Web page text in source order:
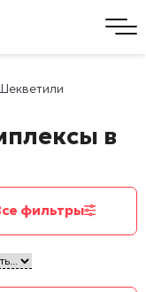
в
фильтры